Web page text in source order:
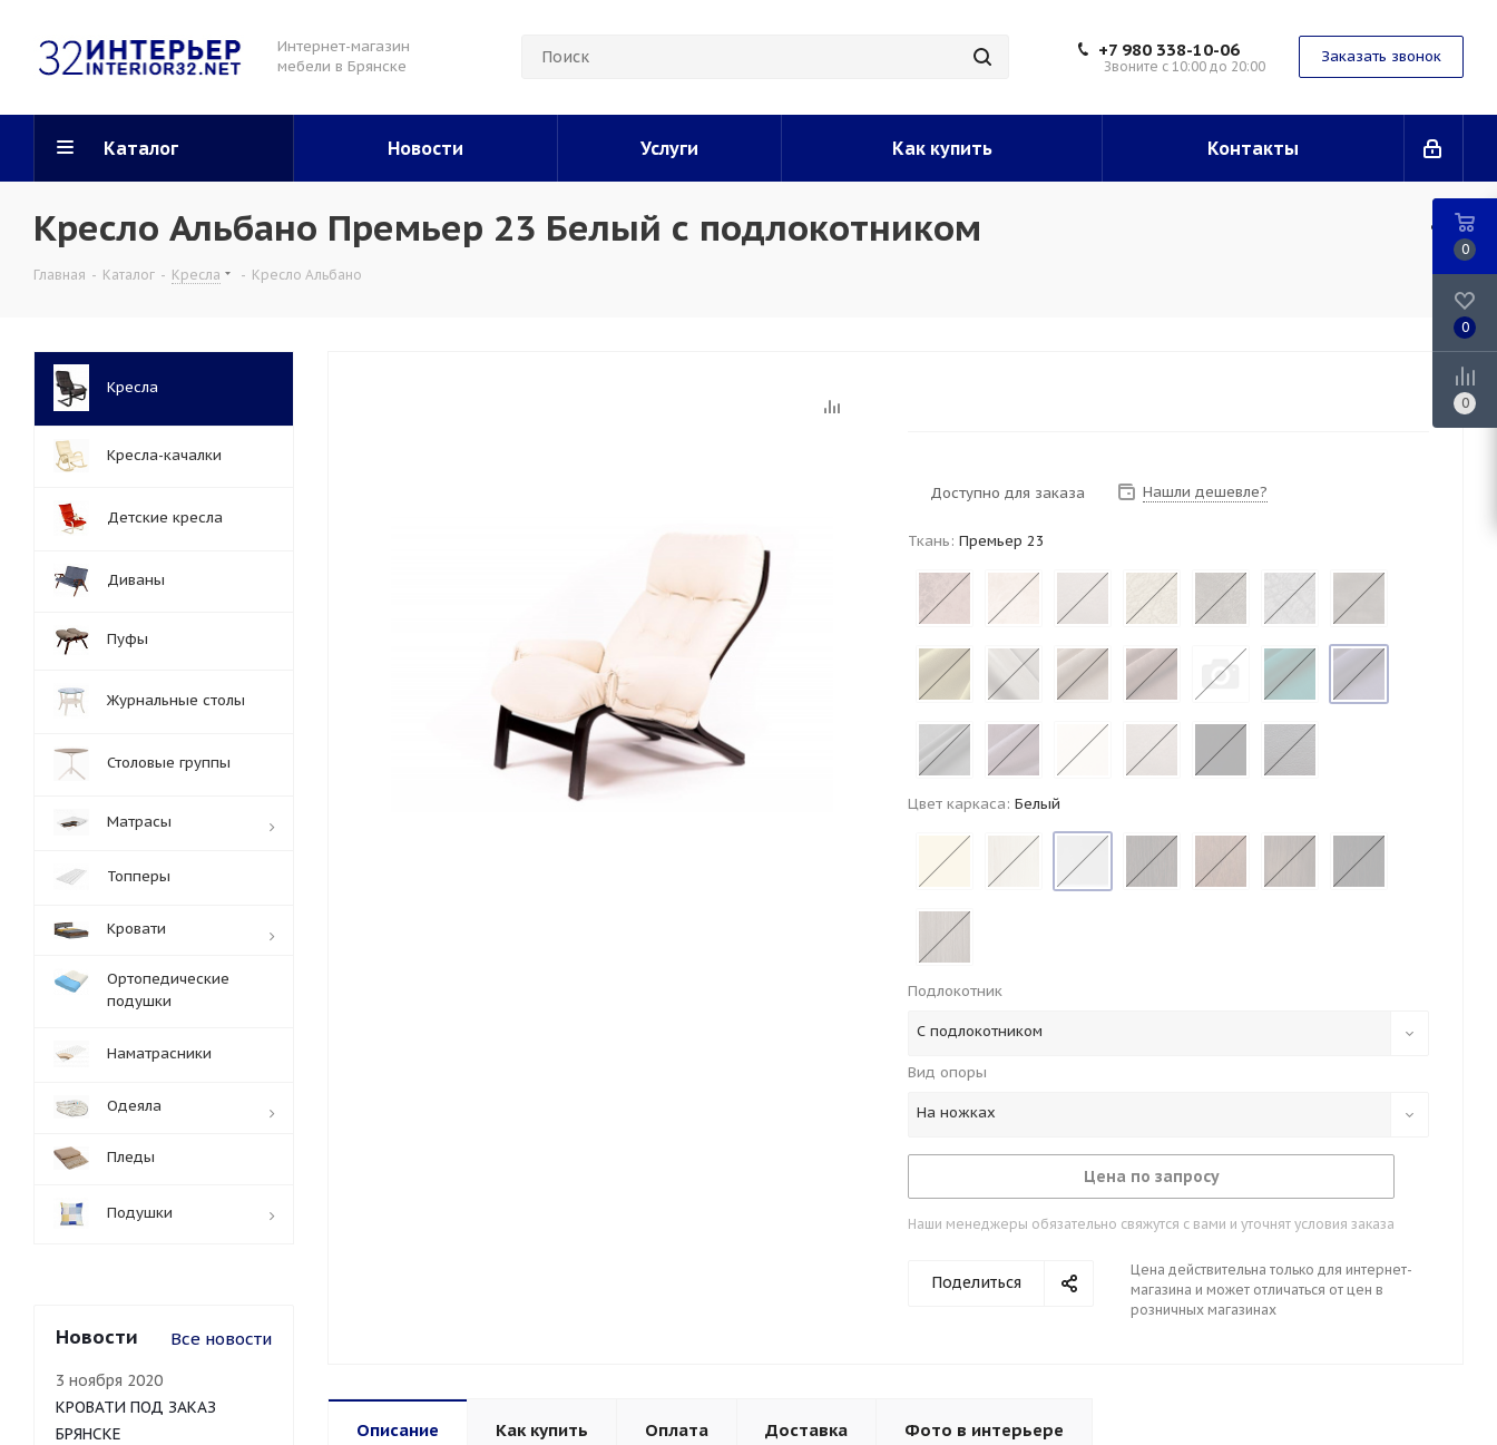
Интернет-магазин
мебели в Брянске
+7 980 338-10-06
Звоните с 10:00 до 20:00
Заказать звонок
Каталог Новости Услуги Как купить Контакты
Кресло Альбано Премьер 23 Белый с подлокотником
Главная - Каталог - Кресла - Кресло Альбано
Доступно для заказа Нашли дешевле?
Ткань: Премьер 23
Цвет каркаса: Белый
Подлокотник
С подлокотником
Вид опоры
На ножках
Цена по запросу
Наши менеджеры обязательно свяжутся с вами и уточнят условия заказа
Поделиться
Цена действительна только для интернет-
магазина и может отличаться от цен в
розничных магазинах
Описание Как купить Оплата Доставка Фото в интерьере
Кресла
Кресла-качалки
Детские кресла
Диваны
Пуфы
Журнальные столы
Столовые группы
Матрасы
Топперы
Кровати
Ортопедические
подушки
Наматрасники
Одеяла
Пледы
Подушки
Новости Все новости
3 ноября 2020
КРОВАТИ ПОД ЗАКАЗ
БРЯНСКЕ
0
0
0